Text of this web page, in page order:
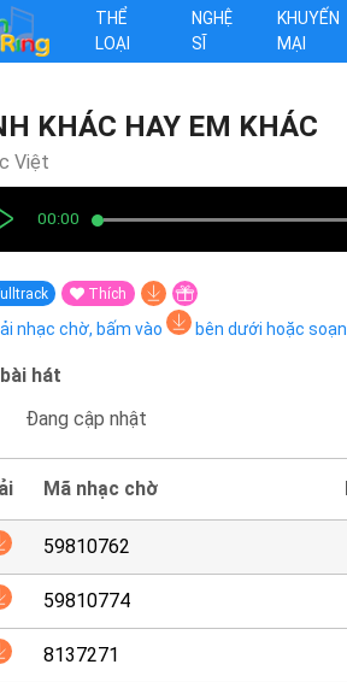
THỂ
LOẠI
NGHỆ
SĨ
KHUYẾN
MẠI
KHÁC HAY EM KHÁC
Việt
00:00
Thích
nhạc chờ, bấm vào bên dưới hoặc soạn
hát
Đang cập nhật
Mã nhạc chờ
59810762
59810774
8137271